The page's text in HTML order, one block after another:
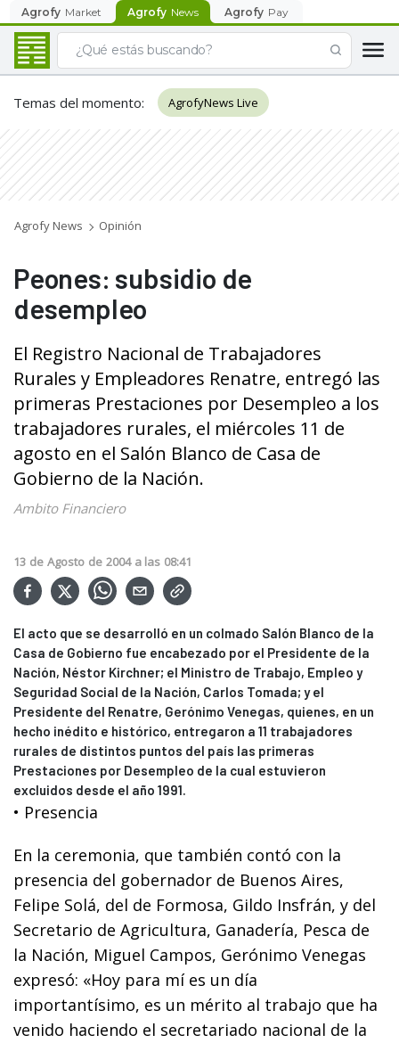
Agrofy Market Agrofy News Agrofy Pay
Temas del momento: AgrofyNews Live
Agrofy News Opinión
Peones: subsidio de
desempleo
El Registro Nacional de Trabajadores
Rurales y Empleadores Renatre, entregó las
primeras Prestaciones por Desempleo a los
trabajadores rurales, el miércoles 11 de
agosto en el Salón Blanco de Casa de
Gobierno de la Nación.
Ambito Financiero
13 de Agosto de 2004 a las 08:41
El acto que se desarrolló en un colmado Salón Blanco de la
Casa de Gobierno fue encabezado por el Presidente de la
Nación, Néstor Kirchner; el Ministro de Trabajo, Empleo y
Seguridad Social de la Nación, Carlos Tomada; y el
Presidente del Renatre, Gerónimo Venegas, quienes, en un
hecho inédito e histórico, entregaron a 11 trabajadores
rurales de distintos puntos del país las primeras
Prestaciones por Desempleo de la cual estuvieron
excluidos desde el año 1991.
• Presencia
En la ceremonia, que también contó con la
presencia del gobernador de Buenos Aires,
Felipe Solá, del de Formosa, Gildo Insfrán, y del
Secretario de Agricultura, Ganadería, Pesca de
la Nación, Miguel Campos, Gerónimo Venegas
expresó: «Hoy para mí es un día
importantísimo, es un mérito al trabajo que ha
venido haciendo el secretariado nacional de la